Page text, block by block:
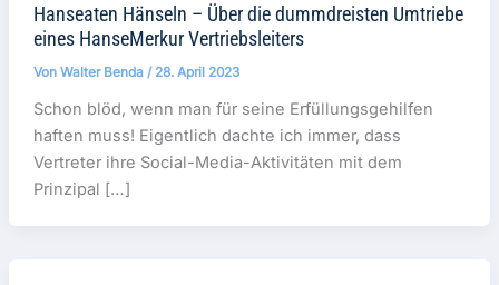
Hanseaten Hänseln – Über die dummdreisten Umtriebe
eines HanseMerkur Vertriebsleiters
Von Walter Benda / 28. April 2023
Schon blöd, wenn man für seine Erfüllungsgehilfen
haften muss! Eigentlich dachte ich immer, dass
Vertreter ihre Social-Media-Aktivitäten mit dem
Prinzipal […]